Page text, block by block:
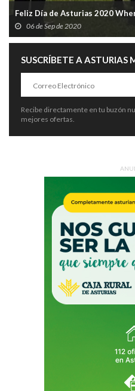
Feliz Día de Asturias 2020
06 de Sep de 2020
SUSCRÍBETE A ASTURIAS
Recibe directamente en tu buzón
mejores ofertas.